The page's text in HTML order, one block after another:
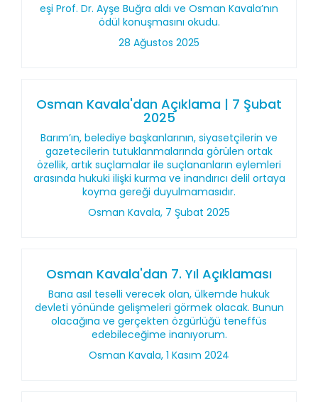
eşi Prof. Dr. Ayşe Buğra aldı ve Osman Kavala’nın
ödül konuşmasını okudu.
28 Ağustos 2025
Osman Kavala'dan Açıklama | 7 Şubat
2025
Barım’ın, belediye başkanlarının, siyasetçilerin ve
gazetecilerin tutuklanmalarında görülen ortak
özellik, artık suçlamalar ile suçlananların eylemleri
arasında hukuki ilişki kurma ve inandırıcı delil ortaya
koyma gereği duyulmamasıdır.
Osman Kavala, 7 Şubat 2025
Osman Kavala'dan 7. Yıl Açıklaması
Bana asıl teselli verecek olan, ülkemde hukuk
devleti yönünde gelişmeleri görmek olacak. Bunun
olacağına ve gerçekten özgürlüğü teneffüs
edebileceğime inanıyorum.
Osman Kavala, 1 Kasım 2024